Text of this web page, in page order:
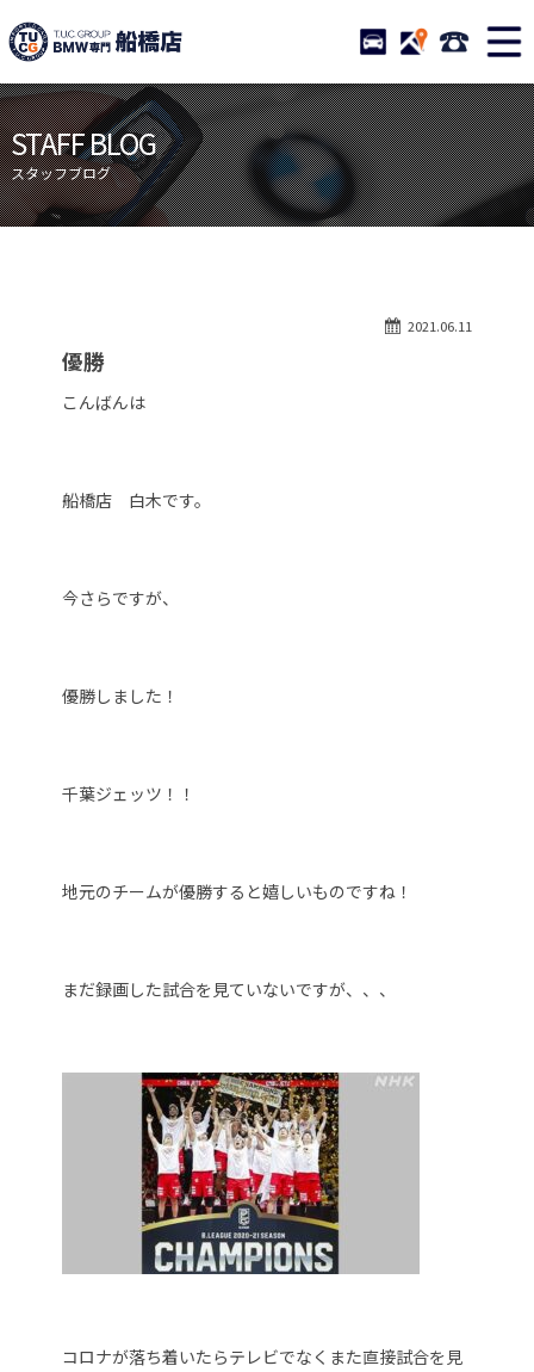
TUCグループ BMW専門 船
STOCK ACCESS 047-
ニュース
在庫リスト
目玉車両一覧
店舗紹介
保証＆サービス
アクセスマップ
自動車保険
STAFF BLOG
スタッフブログ
2021.06.11
優勝
こんばんは
船橋店 白木です。
今さらですが、
優勝しました！
千葉ジェッツ！！
地元のチームが優勝すると嬉しいものですね！
まだ録画した試合を見ていないですが、、、
コロナが落ち着いたらテレビでなくまた直接試合を見